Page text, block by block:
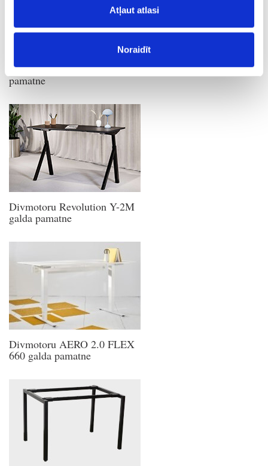
Atļaut atlasi
Noraidīt
Divmotoru Compact 2 galda
pamatne
Divmotoru Revolution Y-2M
galda pamatne
Divmotoru AERO 2.0 FLEX
660 galda pamatne